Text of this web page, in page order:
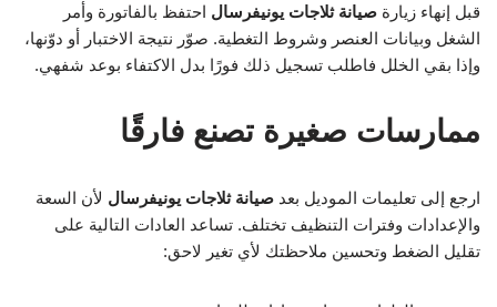
قبل إنهاء زيارة صيانة ثلاجات يونيفرسال احتفظ بالفاتورة وأمر
الشغل وبيانات العنصر وشروط التغطية. صوّر نتيجة الاختبار أو دوّنها،
وإذا بقي الخلل فاطلب تسجيل ذلك فورًا بدل الاكتفاء بوعد شفهي.
ممارسات صغيرة تصنع فارقًا
ارجع إلى تعليمات الموديل بعد صيانة ثلاجات يونيفرسال لأن السعة
والإعدادات وفترات التنظيف تختلف. تساعد العادات التالية على
تقليل الضغط وتحسين ملاحظتك لأي تغير لاحق: